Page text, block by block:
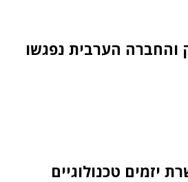
והחברה הערבית נפגשו
יזמים טכנולוגיים